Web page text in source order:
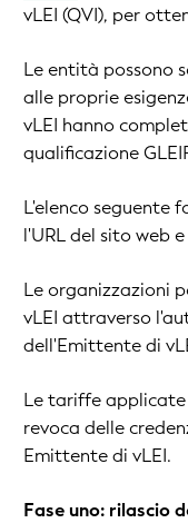
vLEI (QVI), per
Le entità possono
alle proprie
vLEI hanno
qualificazione
L'elenco seguente
l'URL del sito web
Le organizzazioni
vLEI attraverso
dell'Emittente di
Le tariffe
revoca delle
Emittente di vLEI.
Fase uno: rilascio